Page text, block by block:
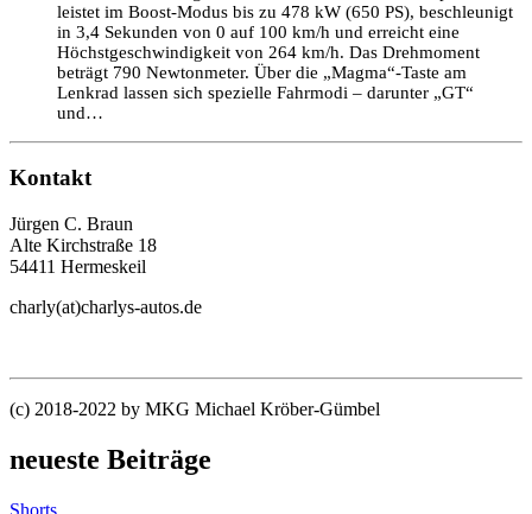
leistet im Boost-Modus bis zu 478 kW (650 PS), beschleunigt
in 3,4 Sekunden von 0 auf 100 km/h und erreicht eine
Höchstgeschwindigkeit von 264 km/h. Das Drehmoment
beträgt 790 Newtonmeter. Über die „Magma“-Taste am
Lenkrad lassen sich spezielle Fahrmodi – darunter „GT“
und…
Kontakt
Jürgen C. Braun
Alte Kirchstraße 18
54411 Hermeskeil
charly(at)charlys-autos.de
(c) 2018-2022 by MKG Michael Kröber-Gümbel
neueste Beiträge
Shorts